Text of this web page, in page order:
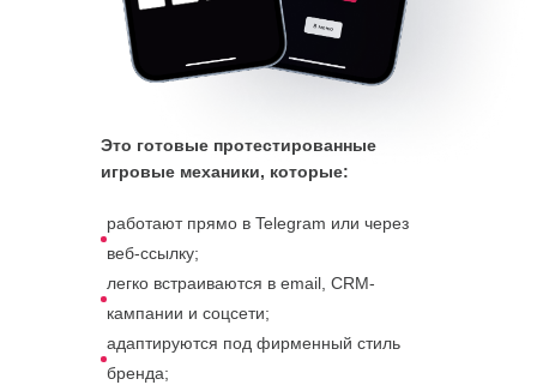
Это готовые протестированные
игровые механики, которые:
работают прямо в Telegram или через
веб-ссылку;
легко встраиваются в email, CRM-
кампании и соцсети;
адаптируются под фирменный стиль
бренда;